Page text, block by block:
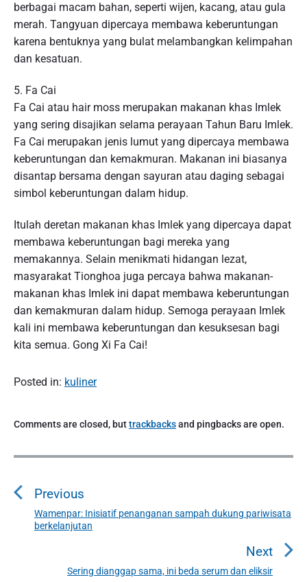
berbagai macam bahan, seperti wijen, kacang, atau gula
merah. Tangyuan dipercaya membawa keberuntungan
karena bentuknya yang bulat melambangkan kelimpahan
dan kesatuan.
5. Fa Cai
Fa Cai atau hair moss merupakan makanan khas Imlek
yang sering disajikan selama perayaan Tahun Baru Imlek.
Fa Cai merupakan jenis lumut yang dipercaya membawa
keberuntungan dan kemakmuran. Makanan ini biasanya
disantap bersama dengan sayuran atau daging sebagai
simbol keberuntungan dalam hidup.
Itulah deretan makanan khas Imlek yang dipercaya dapat
membawa keberuntungan bagi mereka yang
memakannya. Selain menikmati hidangan lezat,
masyarakat Tionghoa juga percaya bahwa makanan-
makanan khas Imlek ini dapat membawa keberuntungan
dan kemakmuran dalam hidup. Semoga perayaan Imlek
kali ini membawa keberuntungan dan kesuksesan bagi
kita semua. Gong Xi Fa Cai!
Posted in: kuliner
Comments are closed, buttrackbacksand pingbacks are open.
P
s
Previous
P
r
Wamenpar: Inisiatif penanganan sampah dukung pariwisata
berkelanjutan
Next
N
Sering dianggap sama, ini beda serum dan eliksir